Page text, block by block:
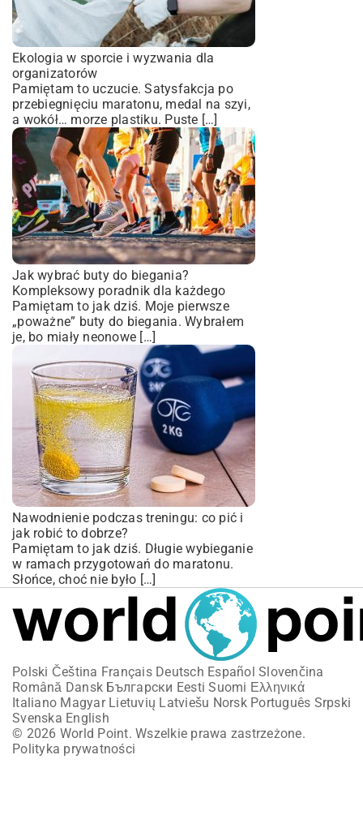
Ekologia w sporcie i wyzwania dla
organizatorów
Pamiętam to uczucie. Satysfakcja po
przebiegnięciu maratonu, medal na szyi,
a wokół… morze plastiku. Puste […]
Jak wybrać buty do biegania?
Kompleksowy poradnik dla każdego
Pamiętam to jak dziś. Moje pierwsze
„poważne” buty do biegania. Wybrałem
je, bo miały neonowe […]
Nawodnienie podczas treningu: co pić i
jak robić to dobrze?
Pamiętam to jak dziś. Długie wybieganie
w ramach przygotowań do maratonu.
Słońce, choć nie było […]
Polski Čeština Français Deutsch Español Slovenčina
Română Dansk Български Eesti Suomi Ελληνικά
Italiano Magyar Lietuvių Latviešu Norsk Português Srpski
Svenska English
© 2026 World Point. Wszelkie prawa zastrzeżone.
Polityka prywatności